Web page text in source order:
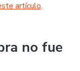
artículo.
no fue